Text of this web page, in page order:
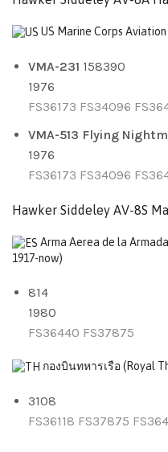
US Marine Corps Aviation
VMA-231 158390
1976
FS36173 FS34096
VMA-513 Flying
1976
FS36173 FS34096
Hawker Siddeley AV-8S
Arma Aerea de la
1917-now)
814
1980
FS36440 FS37875
กองบินทหารเรือ(Royal
3108
FS36118 FS37875